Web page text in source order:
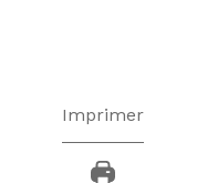
Imprimer